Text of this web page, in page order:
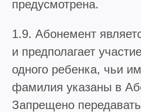
предусмотрена.
1.9. Абонемент
и предполагает
одного ребенка, чьи
фамилия указаны в
Запрещено